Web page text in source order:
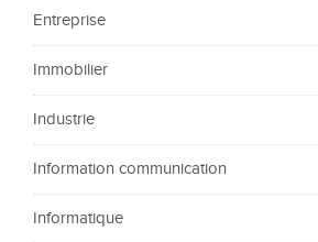
Entreprise
Immobilier
Industrie
Information communication
Informatique